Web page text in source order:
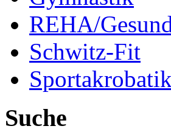
REHA/
Schwitz-Fit
Sportakrobatik
Suche